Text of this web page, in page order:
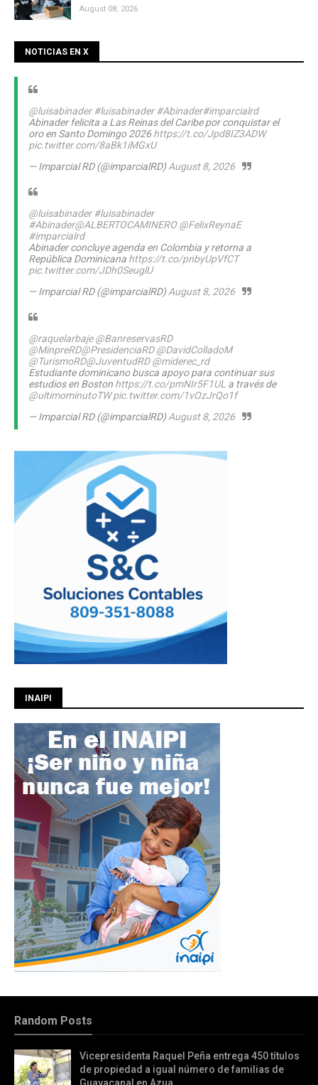
August 08, 2026
NOTICIAS EN X
@luisabinader #luisabinader #Abinader#imparcialrd
Abinader felicita a Las Reinas del Caribe por conquistar el
oro en Santo Domingo 2026 https://t.co/Jpd8IZ3ADW
pic.twitter.com/8aBk1iMGxU
— Imparcial RD (@imparcialRD)August 8, 2026
@luisabinader #luisabinader
#Abinader@ALBERTOCAMINERO @FelixReynaE
#imparcialrd
Abinader concluye agenda en Colombia y retorna a
República Dominicana https://t.co/pnbyUpVfCT
pic.twitter.com/JDh0SeuglU
— Imparcial RD (@imparcialRD)August 8, 2026
@raquelarbaje @BanreservasRD
@MinpreRD@PresidenciaRD @DavidColladoM
@TurismoRD@JuventudRD @miderec_rd
Estudiante dominicano busca apoyo para continuar sus
estudios en Boston https://t.co/pmNIr5F1UL a través de
@ultimominutoTW pic.twitter.com/1vOzJrQo1f
— Imparcial RD (@imparcialRD)August 8, 2026
INAIPI
Random Posts
Vicepresidenta Raquel Peña entrega 450 títulos
de propiedad a igual número de familias de